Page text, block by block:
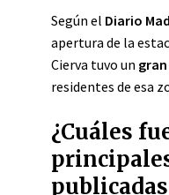
Según el Diario
apertura de la
Cierva tuvo un
residentes de esa
¿Cuáles